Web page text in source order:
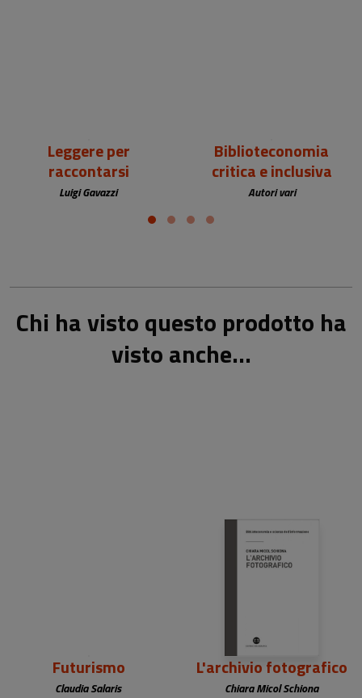
Leggere per
raccontarsi
Luigi Gavazzi
Biblioteconomia
critica e inclusiva
Autori vari
Chi ha visto questo prodotto ha
visto anche...
Futurismo
Claudia Salaris
23,00 €
L'archivio fotografico
Chiara Micol Schiona